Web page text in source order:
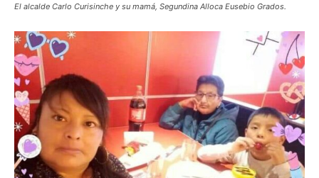
El alcalde Carlo Curisinche y su mamá, Segundina Alloca Eusebio Grados.